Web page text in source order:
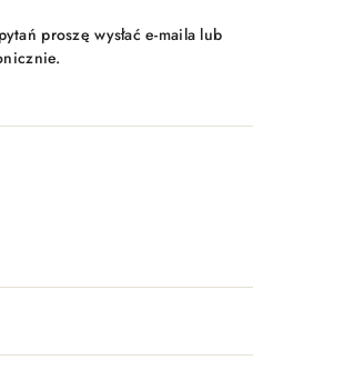
proszę wysłać e-maila lub